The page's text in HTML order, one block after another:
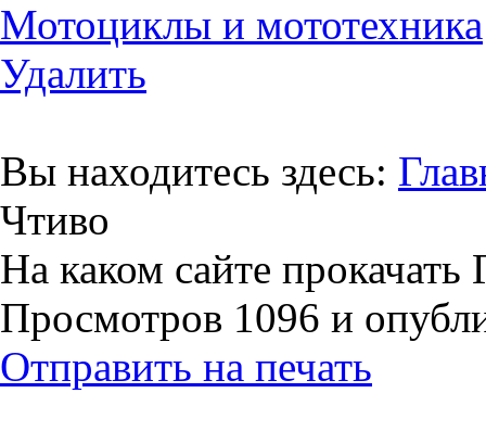
Мотоциклы и мототехника
Удалить
Вы находитесь здесь:
Чтиво
На каком сайте
Просмотров 1096 и
Отправить на печать